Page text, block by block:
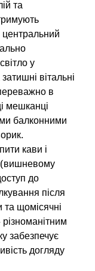
та
центральний
у
вітальні
в
мешканці
балконними
кави і
(вишневому
до
після
та щомісячні
забезпечує
догляду